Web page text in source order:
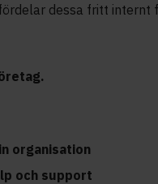
dessa fritt internt
organisation
och support